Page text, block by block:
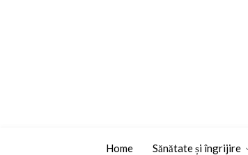
Home Sănătate și îngrijire